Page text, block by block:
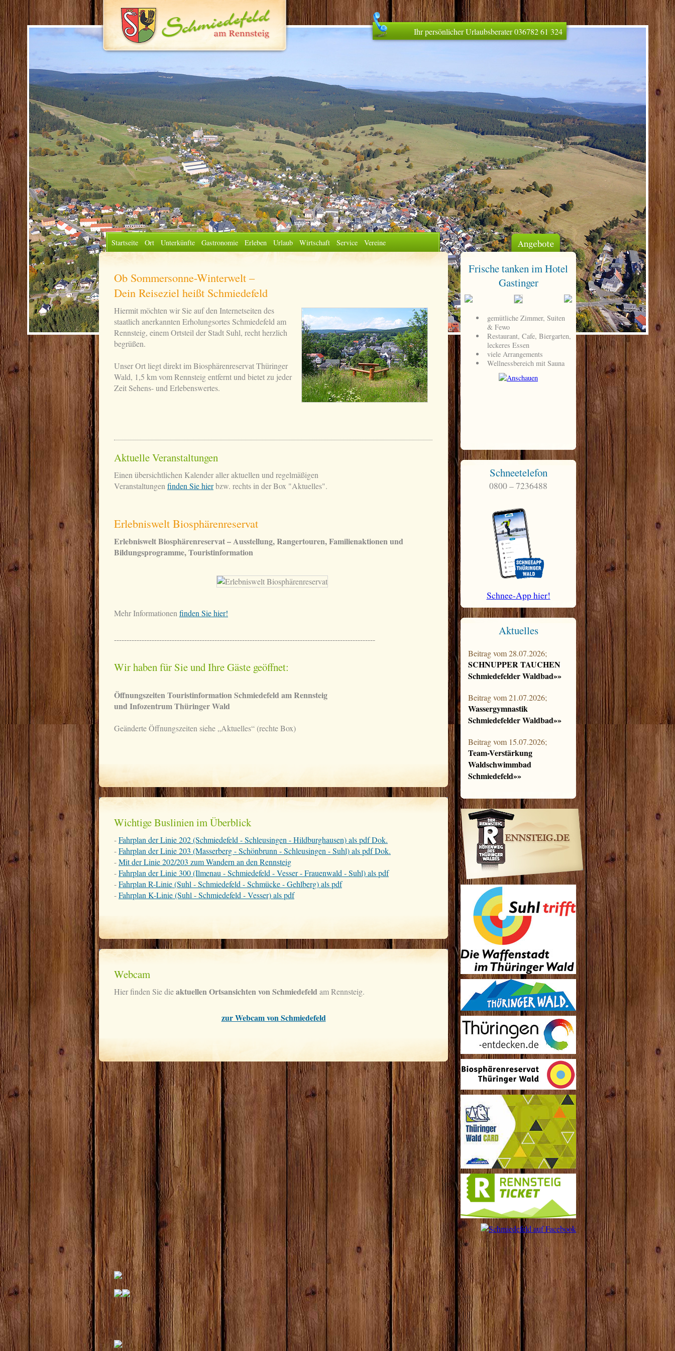
Ihr persönlicher Urlaubsberater 036782 61 324
Startseite Ort Unterkünfte Gastronomie Erleben Urlaub Wirtschaft Service Vereine
Ob Sommersonne-Winterwelt –
Dein Reiseziel heißt Schmiedefeld
Hiermit möchten wir Sie auf den Internetseiten des
staatlich anerkannten Erholungsortes Schmiedefeld am
Rennsteig, einem Ortsteil der Stadt Suhl, recht herzlich
begrüßen.
Unser Ort liegt direkt im Biosphärenreservat Thüringer
Wald, 1,5 km vom Rennsteig entfernt und bietet zu jeder
Zeit Sehens- und Erlebenswertes.
Aktuelle Veranstaltungen
Einen übersichtlichen Kalender aller aktuellen und regelmäßigen
Veranstaltungen finden Sie hierbzw. rechts in der Box "Aktuelles".
Erlebniswelt Biosphärenreservat
Erlebniswelt Biosphärenreservat – Ausstellung, Rangertouren, Familienaktionen und
Bildungsprogramme, Touristinformation
Mehr Informationen finden Sie hier!
--------------------------------------------------------------------------------------------------------
Wir haben für Sie und Ihre Gäste geöffnet:
Öffnungszeiten Touristinformation Schmiedefeld am Rennsteig
und Infozentrum Thüringer Wald
Geänderte Öffnungszeiten siehe „Aktuelles“ (rechte Box)
Wichtige Buslinien im Überblick
-Fahrplan der Linie 202 (Schmiedefeld - Schleusingen - Hildburghausen) als pdf Dok.
-Fahrplan der Linie 203 (Masserberg - Schönbrunn - Schleusingen - Suhl) als pdf Dok.
-Mit der Linie 202/203 zum Wandern an den Rennsteig
-Fahrplan der Linie 300 (Ilmenau - Schmiedefeld - Vesser - Frauenwald - Suhl) als pdf
-Fahrplan R-Linie (Suhl - Schmiedefeld - Schmücke - Gehlberg) als pdf
-Fahrplan K-Linie (Suhl - Schmiedefeld - Vesser) als pdf
Webcam
Hier finden Sie dieaktuellen Ortsansichten von Schmiedefeldam Rennsteig.
zur Webcam von Schmiedefeld
Schneetelefon
0800 – 7236488
Schnee-App hier!
Aktuelles
Beitrag vom 28.07.2026;
SCHNUPPER TAUCHEN
Schmiedefelder Waldbad»»
Beitrag vom 21.07.2026;
Wassergymnastik
Schmiedefelder Waldbad»»
Beitrag vom 15.07.2026;
Team-Verstärkung
Waldschwimmbad
Schmiedefeld»»